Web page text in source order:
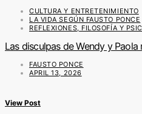
CULTURA Y ENTRETENIMIENTO
LA VIDA SEGÚN FAUSTO PONCE
REFLEXIONES, FILOSOFÍA Y
Las disculpas de Wendy y
FAUSTO PONCE
APRIL 13, 2026
View Post